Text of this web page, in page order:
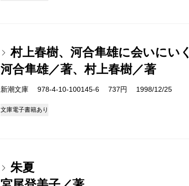
村上春樹、河合隼雄に会いにいく
河合隼雄／著、村上春樹／著
新潮文庫 978-4-10-100145-6 737円 1998/12/25
文庫電子書籍あり
朱夏